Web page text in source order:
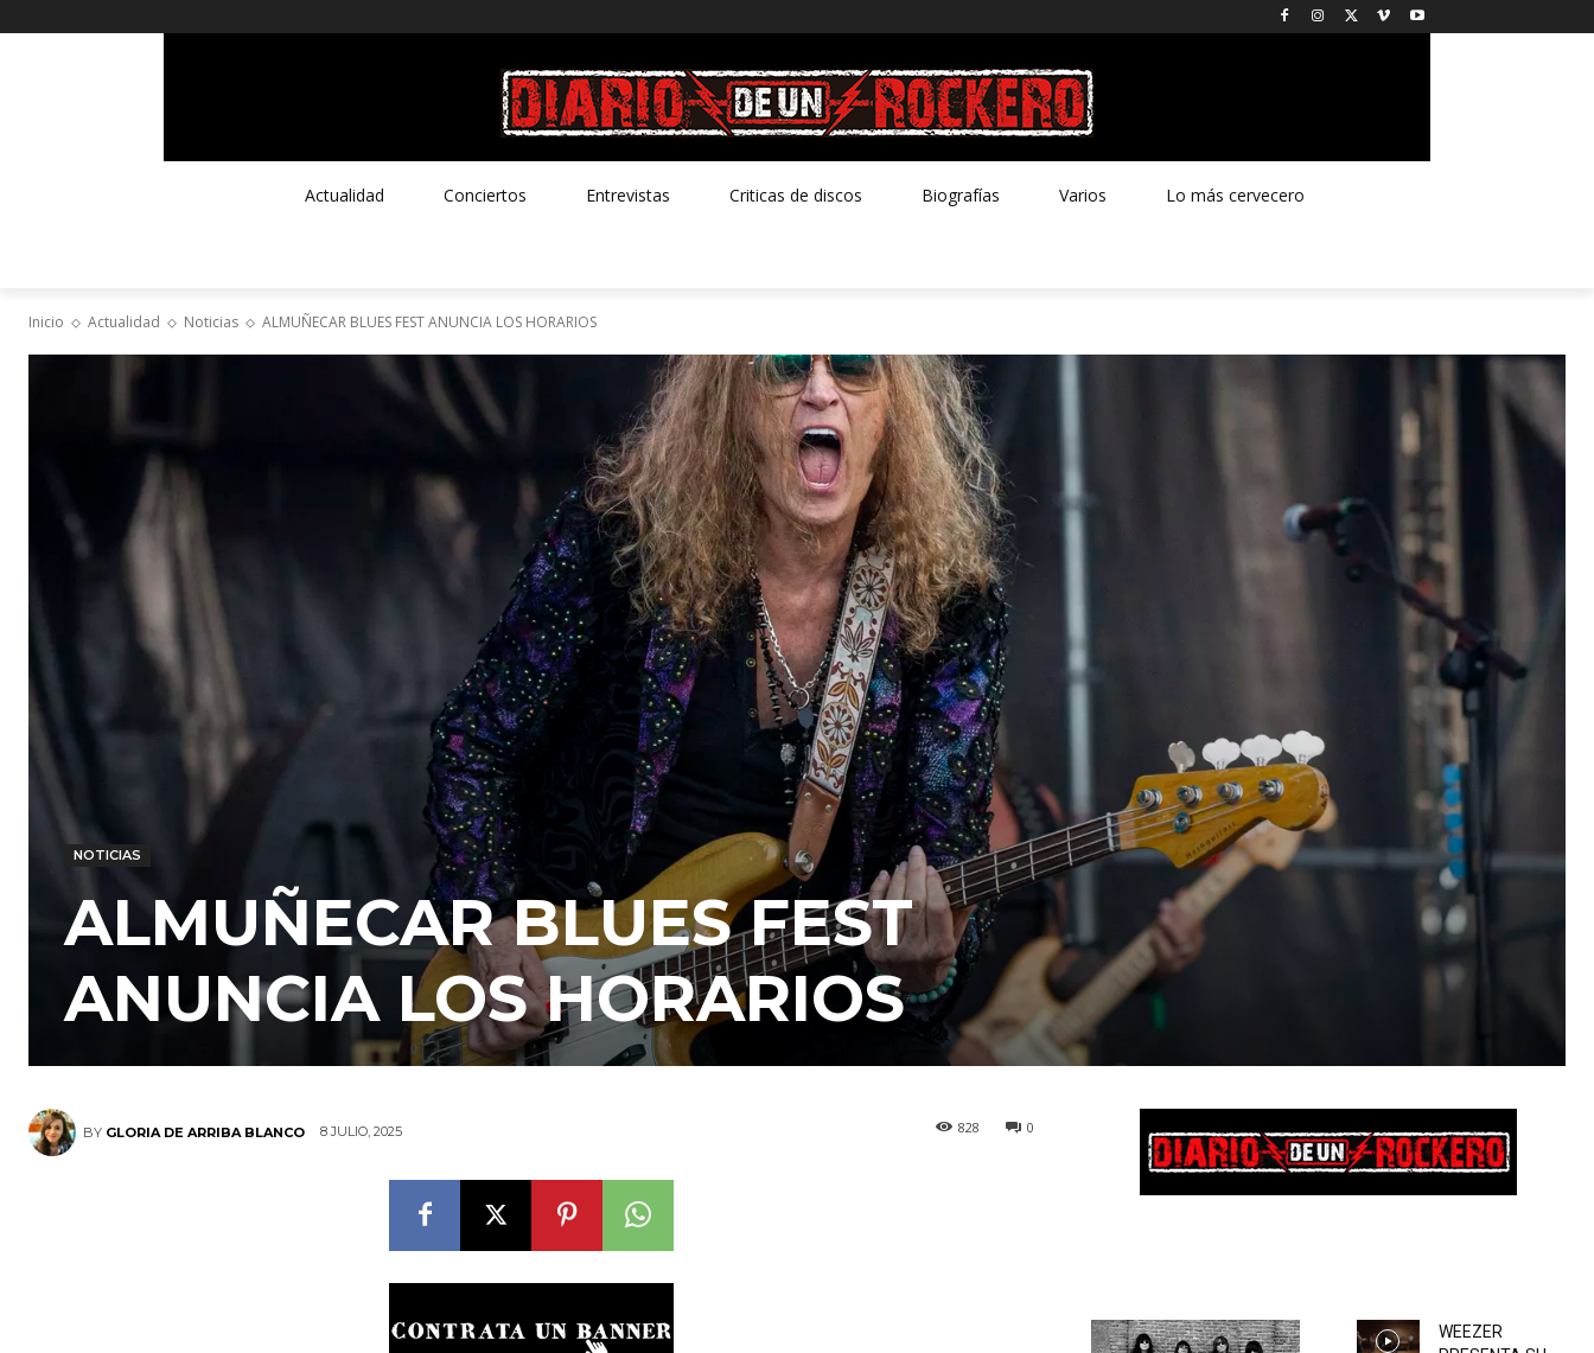
Actualidad Conciertos Entrevistas Criticas de discos Biografías Varios Lo más cervecero
Inicio Actualidad Noticias ALMUÑECAR BLUES FEST ANUNCIA LOS HORARIOS
NOTICIAS
ALMUÑECAR BLUES FEST
ANUNCIA LOS HORARIOS
BY GLORIA DE ARRIBA BLANCO 8 JULIO, 2025 0
828
WEEZER